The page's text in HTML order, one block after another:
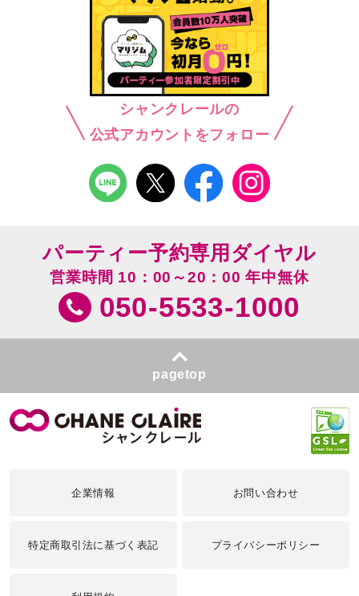
シャンクレールの
公式アカウントをフォロー
パーティー予約専用ダイヤル
営業時間 10：00～20：00 年中無休
050-5533-1000
pagetop
企業情報 お問い合わせ
特定商取引法に基づく表記 プライバシーポリシー